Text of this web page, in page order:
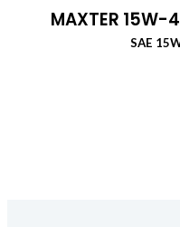
MAXTER 15W-
SAE